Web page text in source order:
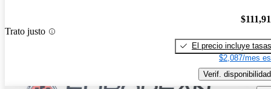
Trato justo
El precio incluye tasas
$2,087/mes
Verif. disponibilidad